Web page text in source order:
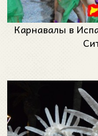
Карнавалы в